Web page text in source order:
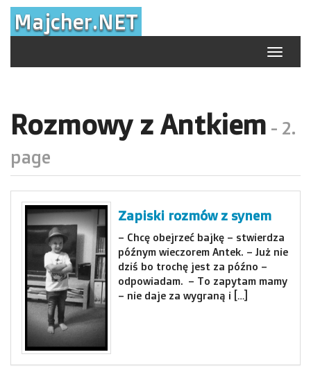
Skip
content
Majcher.NET
Toggle
Rozmowy z Antkiem - 2.
page
Zapiski rozmów z synem
– Chcę obejrzeć bajkę – stwierdza
późnym wieczorem Antek. – Już nie
dziś bo trochę jest za późno –
odpowiadam. – To zapytam mamy
– nie daje za wygraną i […]